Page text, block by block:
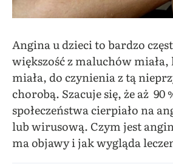
Angina u dzieci to bardzo
większość z maluchów miała,
miała, do czynienia z tą
chorobą. Szacuje się, że aż 90
społeczeństwa cierpiało na
lub wirusową. Czym jest
ma objawy i jak wygląda